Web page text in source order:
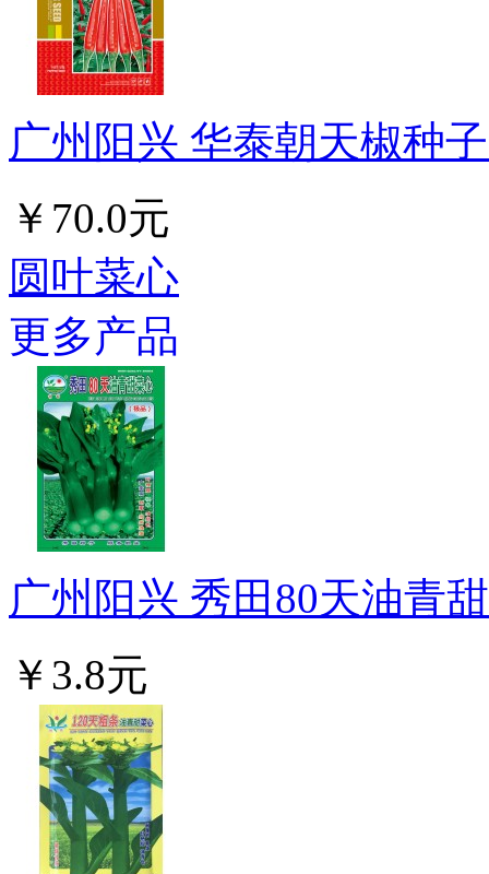
广州阳兴 华泰朝天椒种
￥70.0元
圆叶菜心
更多产品
广州阳兴 秀田80天油青
￥3.8元